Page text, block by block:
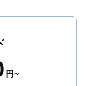
出に残る素敵な撮影体
で洗練された仕上がり
た！」と思える一枚に
円~